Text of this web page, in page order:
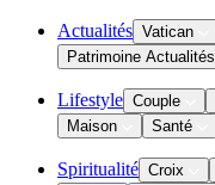
Actualités Vatican
Patrimoine Actualités
Lifestyle Couple
Maison
Santé
Spiritualité Croix